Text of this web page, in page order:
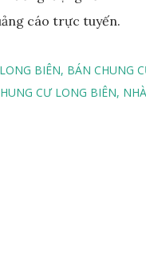
cáo trực tuyến.
BIÊN BÁN CHUNG
CƯ LONG BIÊN